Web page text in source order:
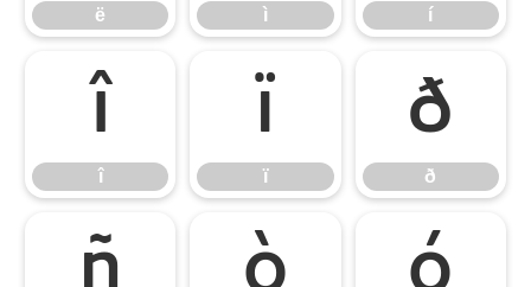
ë ì í
î
î
ï
ï
ð
ð